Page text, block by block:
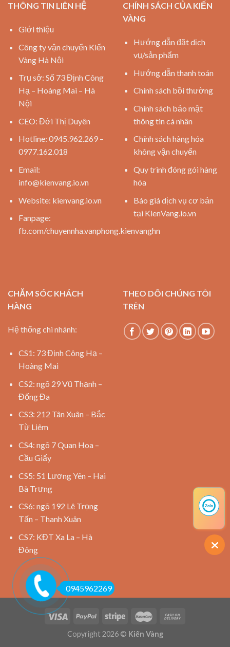
THÔNG TIN LIÊN HỆ
Giới thiệu
Công ty vận chuyển Kiến
Vàng Hà Nội
Trụ sở: Số 73 Định Công
Hạ – Hoàng Mai – Hà
Nội
CEO: Đới Thị Duyên
Hotline: 0945.962.269 –
0977.162.018
Email:
info@kienvang.io.vn
Website: kienvang.io.vn
Fanpage:
fb.com/chuyennha.vanphong.kienvanghn
CHÍNH SÁCH CỦA KIẾN
VÀNG
Hướng dẫn đặt dịch
vụ/sản phẩm
Hướng dẫn thanh toán
Chính sách bồi thường
Chính sách bảo mật
thông tin cá nhân
Chính sách hàng hóa
không vận chuyển
Quy trình đóng gói hàng
hóa
Báo giá dịch vụ cơ bản
tại KienVang.io.vn
CHĂM SÓC KHÁCH
HÀNG
Hệ thống chi nhánh:
CS1: 73 Định Công Hạ –
Hoàng Mai
CS2: ngõ 29 Vũ Thạnh –
Đống Đa
CS3: 212 Tân Xuân – Bắc
Từ Liêm
CS4: ngõ 7 Quan Hoa –
Cầu Giấy
CS5: 51 Lương Yên – Hai
Bà Trưng
CS6: ngõ 192 Lê Trọng
Tấn – Thanh Xuân
CS7: KĐT Xa La – Hà
Đông
THEO DÕI CHÚNG TÔI
TRÊN
Copyright 2026 © Kiến Vàng
0945962269